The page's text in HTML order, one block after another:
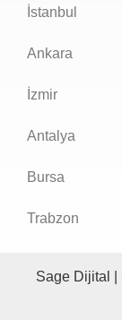
İstanbul
Ankara
İzmir
Antalya
Bursa
Trabzon
Sage Dijital